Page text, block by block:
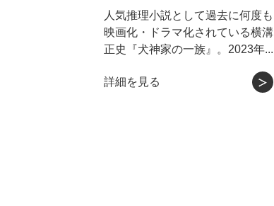
人気推理小説として過去に何度も
映画化・ドラマ化されている横溝
正史『犬神家の一族』。2023年...
詳細を見る